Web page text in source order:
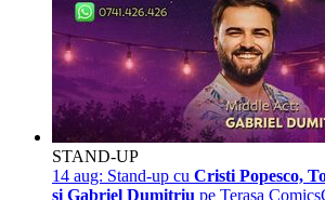
STAND-UP
14 aug: Stand-up cu Cristi Popesco,
și Gabriel Dumitriu pe Terasa